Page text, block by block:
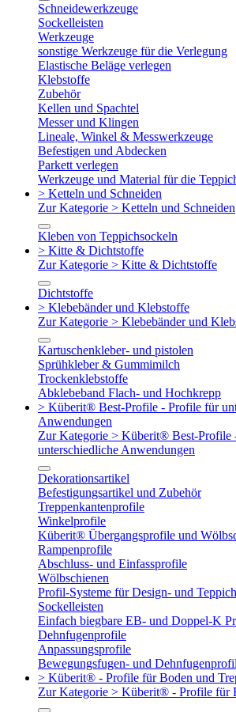
Schneidewerkzeuge
Sockelleisten
Werkzeuge
sonstige Werkzeuge für die Verlegung
Elastische Beläge verlegen
Klebstoffe
Zubehör
Kellen und Spachtel
Messer und Klingen
Lineale, Winkel & Messwerkzeuge
Befestigen und Abdecken
Parkett verlegen
Werkzeuge und Material für die
> Ketteln und Schneiden
Zur Kategorie > Ketteln und Schneiden
Kleben von Teppichsockeln
> Kitte & Dichtstoffe
Zur Kategorie > Kitte & Dichtstoffe
Dichtstoffe
> Klebebänder und Klebstoffe
Zur Kategorie > Klebebänder und
Kartuschenkleber- und pistolen
Sprühkleber & Gummimilch
Trockenklebstoffe
Abklebeband Flach- und Hochkrepp
> Küberit® Best-Profile - Profile für
Anwendungen
Zur Kategorie > Küberit® Best-Profile
unterschiedliche Anwendungen
Dekorationsartikel
Befestigungsartikel und Zubehör
Treppenkantenprofile
Winkelprofile
Küberit® Übergangsprofile und
Rampenprofile
Abschluss- und Einfassprofile
Wölbschienen
Profil-Systeme für Design- und
Sockelleisten
Einfach biegbare EB- und Doppel-K
Dehnfugenprofile
Anpassungsprofile
Bewegungsfugen- und
> Küberit® - Profile für Boden und
Zur Kategorie > Küberit® - Profile für